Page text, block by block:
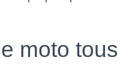
moto tous